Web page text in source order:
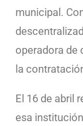
municipal.
operadora de
la
El 16 de abril
esa